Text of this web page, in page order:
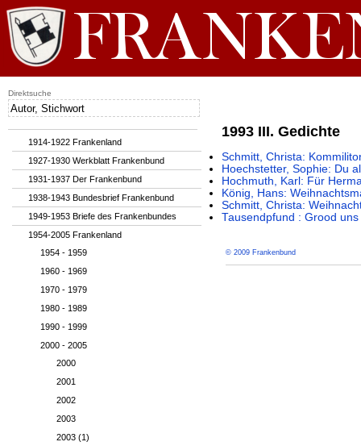
1993 III. Gedichte
Schmitt, Christa:
Hoechstetter, Sophie: Du
Hochmuth, Karl: Für
König, Hans:
Schmitt, Christa:
Tausendpfund : Grood
© 2009 Frankenbund
1914-1922 Frankenland
1927-1930 Werkblatt Frankenbund
1931-1937 Der Frankenbund
1938-1943 Bundesbrief Frankenbund
1949-1953 Briefe des Frankenbundes
1954-2005 Frankenland
1954 - 1959
1960 - 1969
1970 - 1979
1980 - 1989
1990 - 1999
2000 - 2005
2000
2001
2002
2003
2003 (1)
Direktsuche